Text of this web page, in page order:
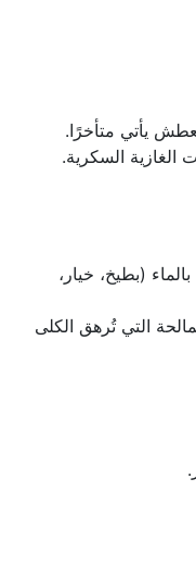
يأتي متأخرًا.
الغازية السكرية.
(بطيخ، خيار،
التي تُرهق الكلى